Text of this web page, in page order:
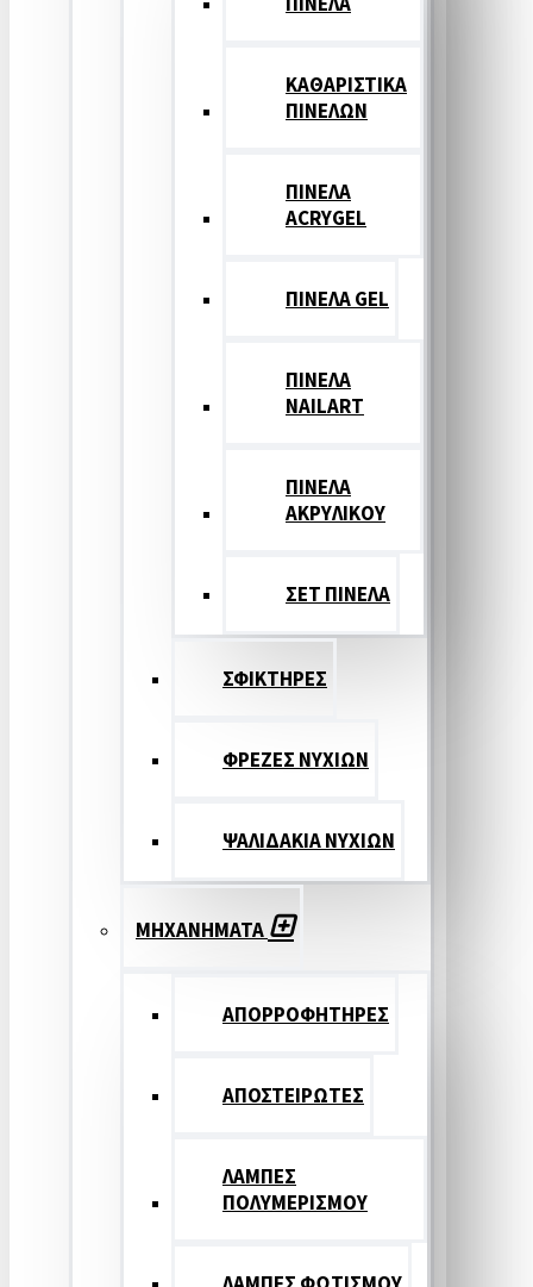
ΚΑΘΑΡΙΣΤΙΚΑ
ΠΙΝΕΛΩΝ
ΠΙΝΕΛΑ
ACRYGEL
ΠΙΝΕΛΑ GEL
ΠΙΝΕΛΑ
NAILART
ΠΙΝΕΛΑ
ΑΚΡΥΛΙΚΟΥ
ΣΕΤ ΠΙΝΕΛA
ΣΦΙΚΤΗΡΕΣ
ΦΡΕΖΕΣ ΝΥΧΙΩΝ
ΨΑΛΙΔΑΚΙΑ ΝΥΧΙΩΝ
ΜΗΧΑΝΗΜΑΤΑ
ΑΠΟΡΡΟΦΗΤΗΡΕΣ
ΑΠΟΣΤΕΙΡΩΤΕΣ
ΛΑΜΠΕΣ
ΠΟΛΥΜΕΡΙΣΜΟΥ